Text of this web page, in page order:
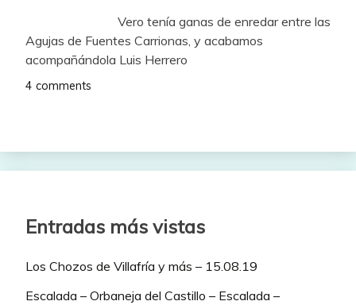
Vero tenía ganas de enredar entre las
Agujas de Fuentes Carrionas, y acabamos
acompañándola Luis Herrero
4 comments
Entradas más vistas
Los Chozos de Villafría y más – 15.08.19
Escalada – Orbaneja del Castillo – Escalada –